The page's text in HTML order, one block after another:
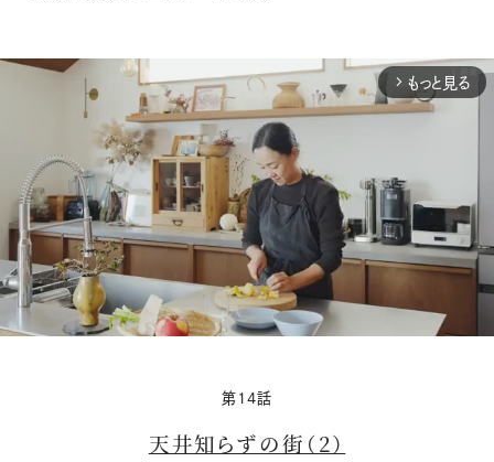
arrow_forward_ios もっと見る
第14話
天井知らずの街（2）